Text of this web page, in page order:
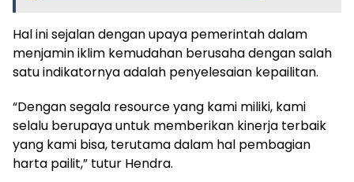
Hal ini sejalan dengan upaya pemerintah dalam
menjamin iklim kemudahan berusaha dengan salah
satu indikatornya adalah penyelesaian kepailitan.
“Dengan segala resource yang kami miliki, kami
selalu berupaya untuk memberikan kinerja terbaik
yang kami bisa, terutama dalam hal pembagian
harta pailit,” tutur Hendra.